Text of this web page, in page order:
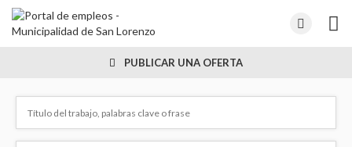
PUBLICAR UNA OFERTA